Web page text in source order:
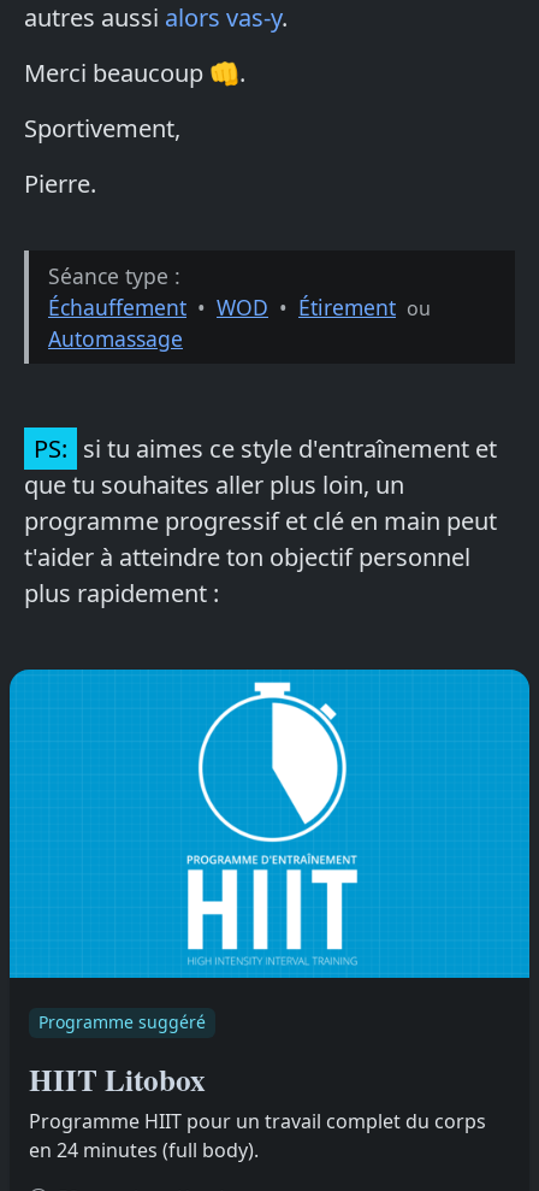
autres aussi alors vas-y.
Merci beaucoup 👊.
Sportivement,
Pierre.
Séance type :
Échauffement • WOD • Étirement ou
Automassage
PS: si tu aimes ce style d'entraînement et
que tu souhaites aller plus loin, un
programme progressif et clé en main peut
t'aider à atteindre ton objectif personnel
plus rapidement :
Programme suggéré
HIIT Litobox
Programme HIIT pour un travail complet du corps
en 24 minutes (full body).